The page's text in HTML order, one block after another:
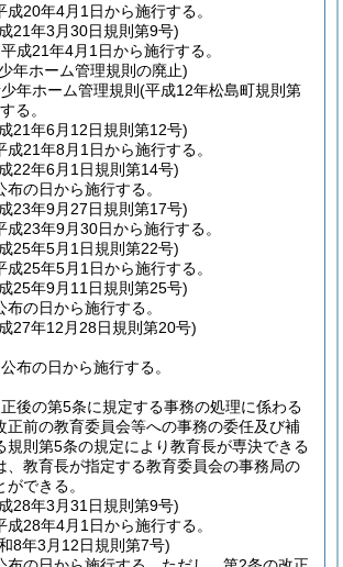
成20年4月1日から施行する。
21年3月30日規則第9号)
成21年4月1日から施行する。
年ホーム管理規則の廃止)
年ホーム管理規則 (平成12年松島町規則第
る。
21年6月12日規則第12号)
成21年8月1日から施行する。
22年6月1日規則第14号)
布の日から施行する。
23年9月27日規則第17号)
成23年9月30日から施行する。
25年5月1日規則第22号)
成25年5月1日から施行する。
25年9月11日規則第25号)
布の日から施行する。
27年12月28日規則第20号)
布の日から施行する。
後の第5条に規定する事務の処理に係わる
正前の教育委員会等への事務の委任及び補
規則第5条の規定により教育長が専決できる
、教育長が指定する教育委員会の事務局の
できる。
28年3月31日規則第9号)
成28年4月1日から施行する。
8年3月12日規則第7号)